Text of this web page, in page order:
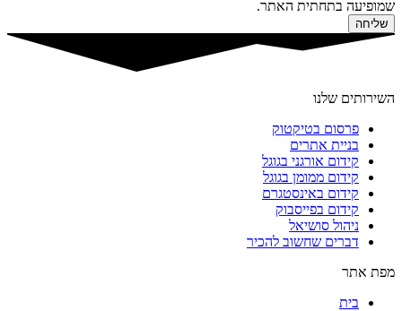
שמופיעה בתחתית האתר.
שליחה
השירותים שלנו
פרסום בטיקטוק
בניית אתרים
קידום אורגני בגוגל
קידום ממומן בגוגל
קידום באינסטגרם
קידום בפייסבוק
ניהול סושיאל
דברים שחשוב להכיר
מפת אתר
בית